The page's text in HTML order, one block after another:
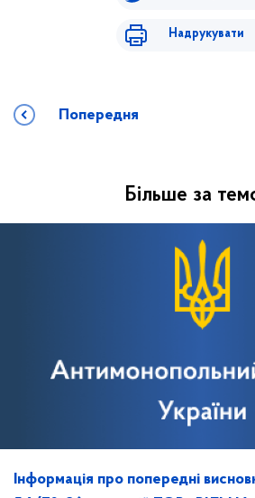
Надрукувати
Попередня
Більше за
Інформація про попередні